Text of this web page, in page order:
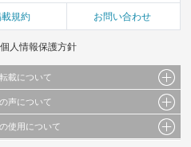
規約 お問い合わせ
個人情報保護方針
載について
真、イラスト、画像データ等）及びこれらの配
・複製などの二次利用を行うことは固く禁じて
声について
ビスの利用者が提出された見解・感想です。
使用について